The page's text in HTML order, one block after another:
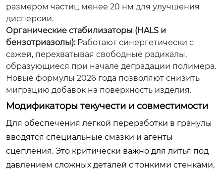
размером частиц менее 20 нм для улучшения
дисперсии.
Органические стабилизаторы (HALS и
бензотриазолы):Работают синергетически с
сажей, перехватывая свободные радикалы,
образующиеся при начале деградации полимера.
Новые формулы 2026 года позволяют снизить
миграцию добавок на поверхность изделия.
Модификаторы текучести и совместимости
Для обеспечения легкой переработки в гранулы
вводятся специальные смазки и агенты
сцепления. Это критически важно для литья под
давлением сложных деталей с тонкими стенками,